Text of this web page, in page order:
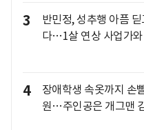
3
반민정, 성추행 아픔
다…1살 연상 사업가
4
장애학생 속옷까지 손
원…주인공은 개그맨